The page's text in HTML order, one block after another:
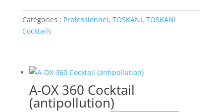
Catégories : Professionnel, TOSKANI, TOSKANI
Cocktails
A-OX 360 Cocktail
(antipollution)